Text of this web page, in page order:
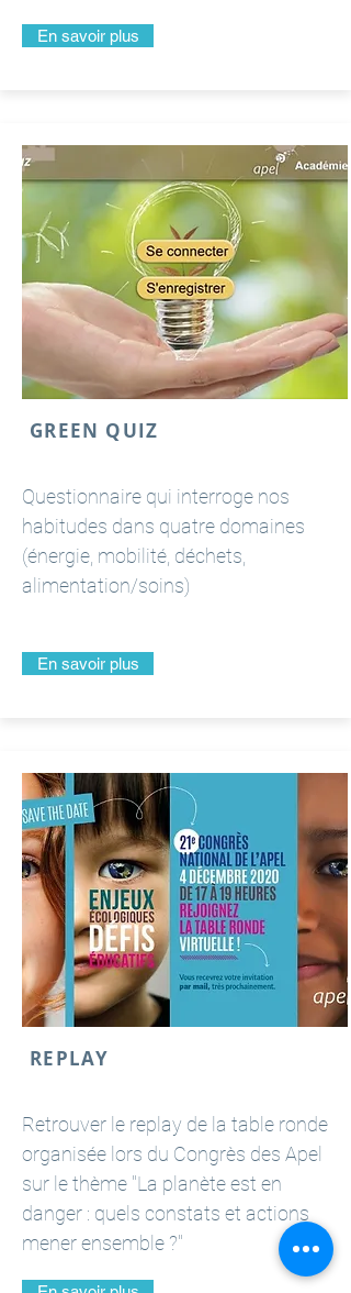
En savoir plus
GREEN QUIZ
Questionnaire qui interroge nos
habitudes dans quatre domaines
(énergie, mobilité, déchets,
alimentation/soins)
En savoir plus
REPLAY
Retrouver le replay de la table ronde
organisée lors du Congrès des Apel
sur le thème "La planète est en
danger : quels constats et actions
mener ensemble ?"